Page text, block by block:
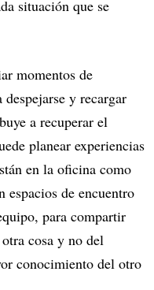
situación que se
momentos de
y recargar
a recuperar el
planear experiencias
en la oficina como
de encuentro
para compartir
cosa y no del
conocimiento del otro